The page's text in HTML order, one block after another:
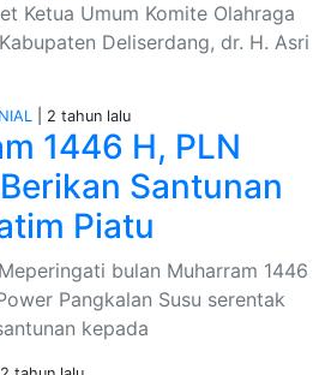
Ketua Umum Komite Olahraga
Deliserdang, dr. H. Asri
| 2 tahun lalu
1446 H, PLN
Santunan
Piatu
bulan Muharram 1446
Pangkalan Susu serentak
kepada